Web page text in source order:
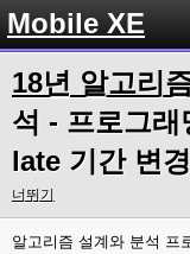
Mobile XE
18년 알고리
석 - 프로그
late 기간 변
너뛰기
알고리즘 설계와 분석 프